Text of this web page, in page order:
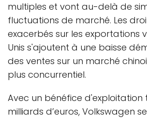
multiples et vont au-delà de
fluctuations de marché. Les
exacerbés sur les exportations
Unis s'ajoutent à une baisse
des ventes sur un marché
plus concurrentiel.
Avec un bénéfice
milliards d’euros, Volkswagen